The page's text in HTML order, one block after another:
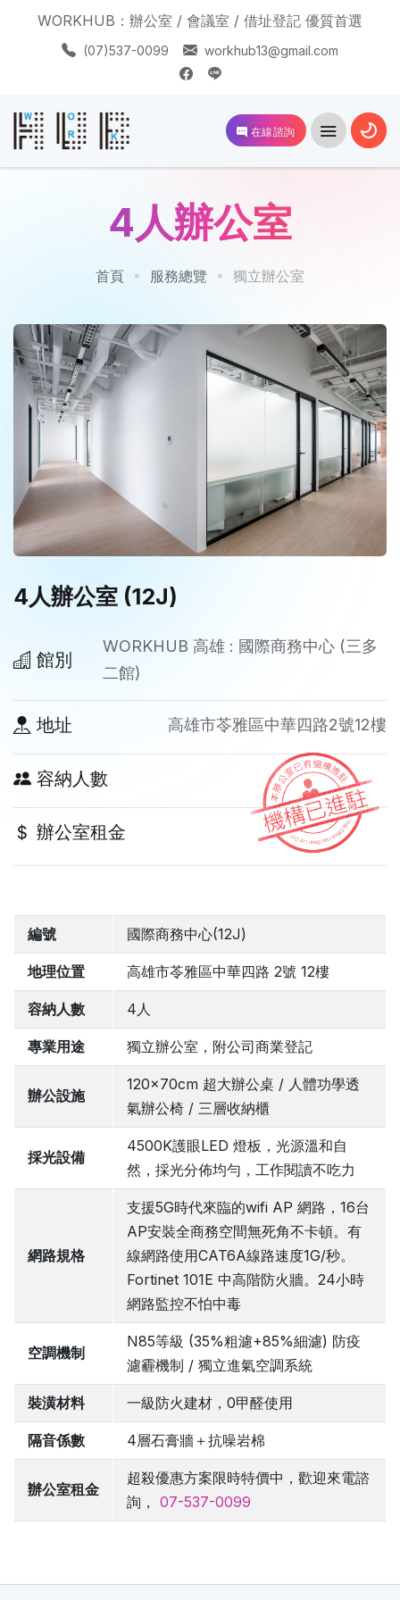
WORKHUB：辦公室 / 會議室 / 借址登記 優質首選
(07)537-0099 workhub13@gmail.com
在線諮詢
4人辦公室
首頁 服務總覽 獨立辦公室
4人辦公室 (12J)
館別
WORKHUB 高雄 : 國際商務中心 (三多
二館)
地址 高雄市苓雅區中華四路2號12樓
容納人數
辦公室租金
編號 國際商務中心(12J)
地理位置 高雄市苓雅區中華四路 2號 12樓
容納人數 4人
專業用途 獨立辦公室，附公司商業登記
辦公設施
120x70cm 超大辦公桌 / 人體功學透
氣辦公椅 / 三層收納櫃
採光設備
4500K護眼LED 燈板，光源溫和自
然，採光分佈均勻，工作閱讀不吃力
網路規格
支援5G時代來臨的wifi AP 網路，16台
AP安裝全商務空間無死角不卡頓。有
線網路使用CAT6A線路速度1G/秒。
Fortinet 101E 中高階防火牆。24小時
網路監控不怕中毒
空調機制
N85等級 (35%粗濾+85%細濾) 防疫
濾霾機制 / 獨立進氣空調系統
裝潢材料 一級防火建材，0甲醛使用
隔音係數 4層石膏牆＋抗噪岩棉
辦公室租金
超殺優惠方案限時特價中，歡迎來電諮
詢， 07-537-0099